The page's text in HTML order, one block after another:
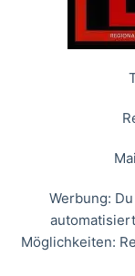
Werbung:
Möglichkeiten: